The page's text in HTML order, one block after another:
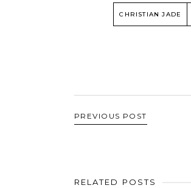
CHRISTIAN JADE
PREVIOUS POST
RELATED POSTS